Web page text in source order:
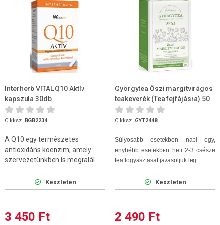
Interherb VITAL Q10 Aktív
kapszula 30db
Cikksz. BGB2234
A Q10 egy természetes
antioxidáns koenzim, amely
szervezetünkben is megtalál...
Készleten
3 450 Ft
Györgytea Őszi margitvirágos
teakeverék (Tea fejfájásra) 50
g
Cikksz. GYT2448
Súlyosabb esetekben napi egy,
enyhébb esetekben heti 2-3 csésze
tea fogyasztását javasoljuk leg...
Készleten
2 490 Ft